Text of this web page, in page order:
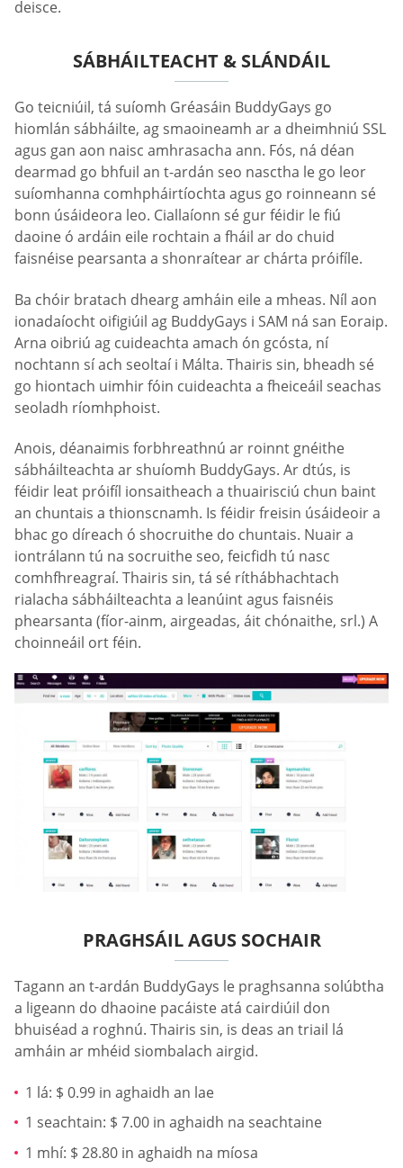
deisce.
SÁBHÁILTEACHT & SLÁNDÁIL
Go teicniúil, tá suíomh Gréasáin BuddyGays go
hiomlán sábháilte, ag smaoineamh ar a dheimhniú SSL
agus gan aon naisc amhrasacha ann. Fós, ná déan
dearmad go bhfuil an t-ardán seo nasctha le go leor
suíomhanna comhpháirtíochta agus go roinneann sé
bonn úsáideora leo. Ciallaíonn sé gur féidir le fiú
daoine ó ardáin eile rochtain a fháil ar do chuid
faisnéise pearsanta a shonraítear ar chárta próifíle.
Ba chóir bratach dhearg amháin eile a mheas. Níl aon
ionadaíocht oifigiúil ag BuddyGays i SAM ná san Eoraip.
Arna oibriú ag cuideachta amach ón gcósta, ní
nochtann sí ach seoltaí i Málta. Thairis sin, bheadh sé
go hiontach uimhir fóin cuideachta a fheiceáil seachas
seoladh ríomhphoist.
Anois, déanaimis forbhreathnú ar roinnt gnéithe
sábháilteachta ar shuíomh BuddyGays. Ar dtús, is
féidir leat próifíl ionsaitheach a thuairisciú chun baint
an chuntais a thionscnamh. Is féidir freisin úsáideoir a
bhac go díreach ó shocruithe do chuntais. Nuair a
iontrálann tú na socruithe seo, feicfidh tú nasc
comhfhreagraí. Thairis sin, tá sé ríthábhachtach
rialacha sábháilteachta a leanúint agus faisnéis
phearsanta (fíor-ainm, airgeadas, áit chónaithe, srl.) A
choinneáil ort féin.
PRAGHSÁIL AGUS SOCHAIR
Tagann an t-ardán BuddyGays le praghsanna solúbtha
a ligeann do dhaoine pacáiste atá cairdiúil don
bhuiséad a roghnú. Thairis sin, is deas an triail lá
amháin ar mhéid siombalach airgid.
1 lá: $ 0.99 in aghaidh an lae
1 seachtain: $ 7.00 in aghaidh na seachtaine
1 mhí: $ 28.80 in aghaidh na míosa